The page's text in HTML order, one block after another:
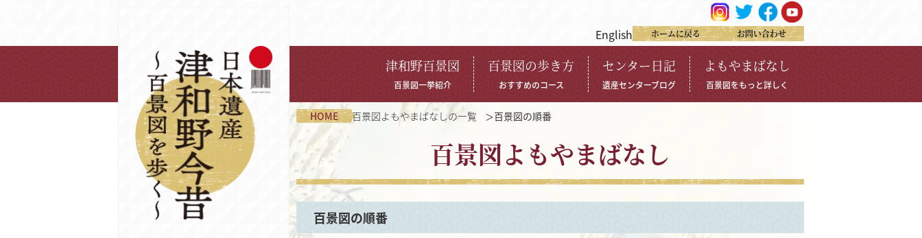
English ホームに戻る お問い合わせ
津和野百景図
百景図一挙紹介
百景図の歩き方
おすすめのコース
センター日記
遺産センターブログ
よもやまばなし
百景図をもっと詳しく
HOME 百景図よもやまばなしの一覧 百景図の順番
百景図よもやまばなし
百景図の順番